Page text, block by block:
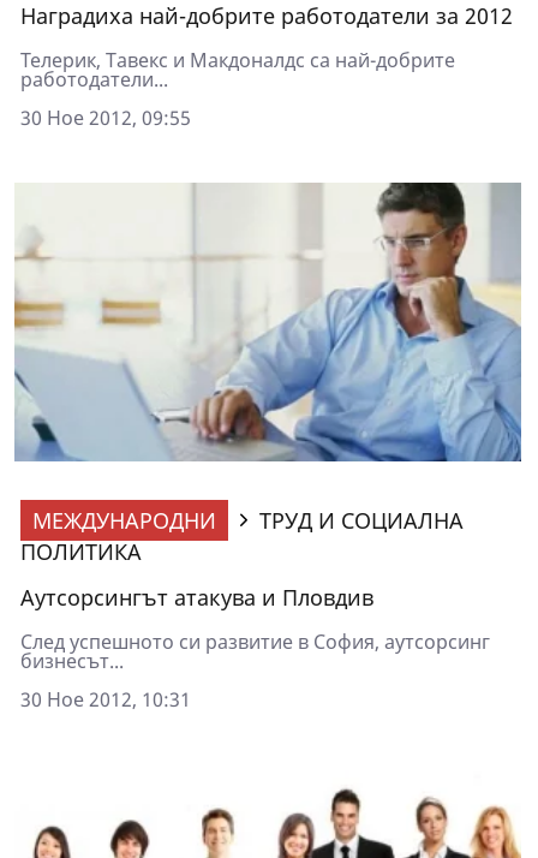
Наградиха най-добрите работодатели за 2012
Телерик, Тавекс и Макдоналдс са най-добрите
работодатели...
30 Ное 2012, 09:55
МЕЖДУНАРОДНИ
ТРУД И СОЦИАЛНА
ПОЛИТИКА
Аутсорсингът атакува и Пловдив
След успешното си развитие в София, аутсорсинг
бизнесът...
30 Ное 2012, 10:31